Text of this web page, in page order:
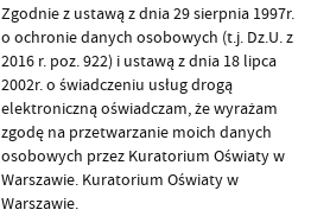
Zgodnie z ustawą z dnia 29 sierpnia 1997r.
o ochronie danych osobowych (t.j. Dz.U. z
2016 r. poz. 922) i ustawą z dnia 18 lipca
2002r. o świadczeniu usług drogą
elektroniczną oświadczam, że wyrażam
zgodę na przetwarzanie moich danych
osobowych przez Kuratorium Oświaty w
Warszawie. Kuratorium Oświaty w
Warszawie.